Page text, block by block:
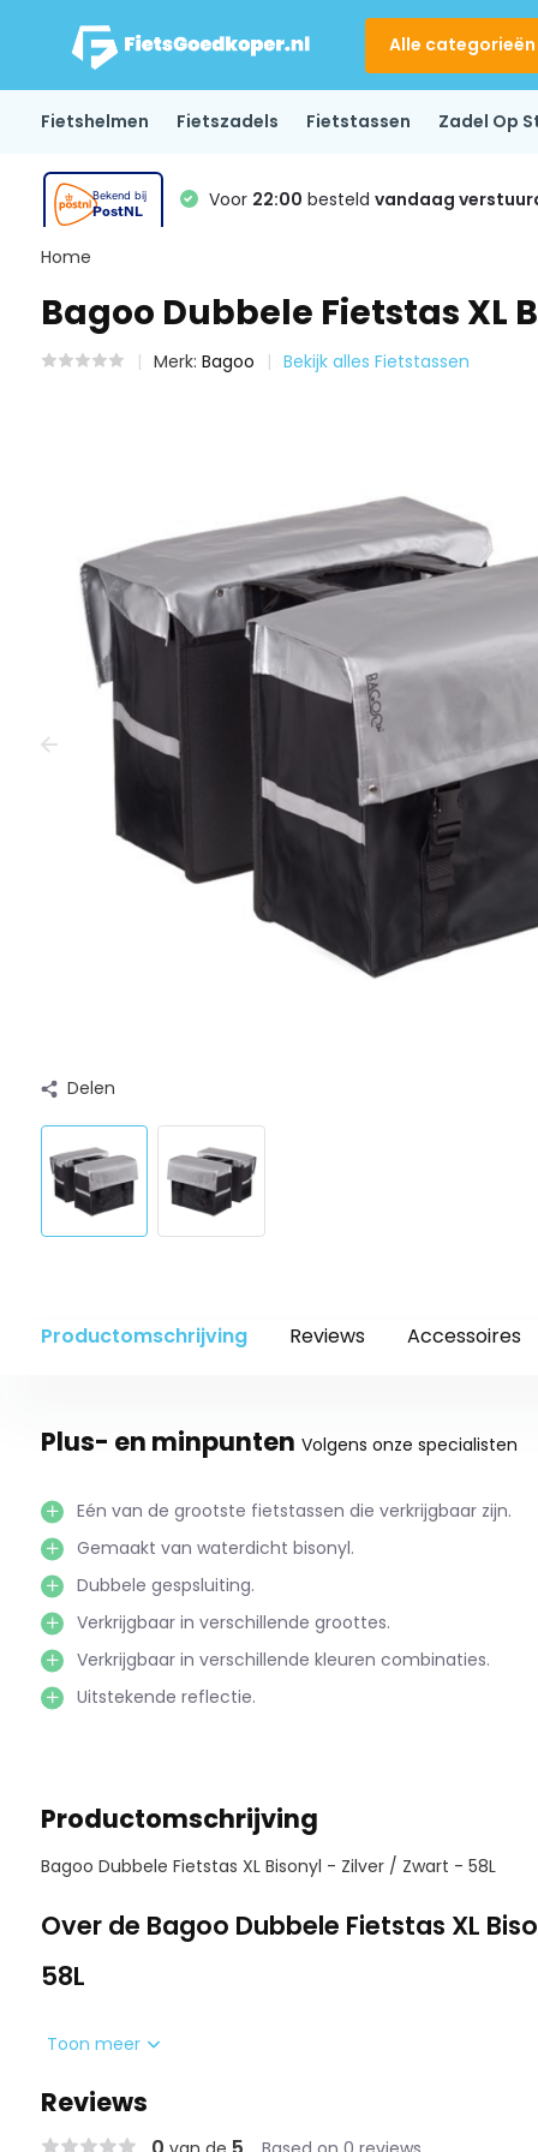
Alle categorieën
Fietshelmen Fietszadels Fietstassen Zadel Op
Voor 22:00 besteld vandaag
Home
Bagoo Dubbele Fietstas XL
Merk: Bagoo Bekijk alles Fietstassen
Delen
Productomschrijving Reviews Accessoires
Plus- en minpunten Volgens onze specialisten
Eén van de grootste fietstassen die verkrijgbaar zijn.
Gemaakt van waterdicht bisonyl.
Dubbele gespsluiting.
Verkrijgbaar in verschillende groottes.
Verkrijgbaar in verschillende kleuren combinaties.
Uitstekende reflectie.
Productomschrijving
Bagoo Dubbele Fietstas XL Bisonyl - Zilver / Zwart - 58L
Over de Bagoo Dubbele Fietstas XL
58L
Deze praktische fietstassen van het merk Bagoo hebben
boodschappen te doen, of extra spullen mee te nemen.
bagage meenemen (ook geschikt als krantentas).
Toon meer
Reviews